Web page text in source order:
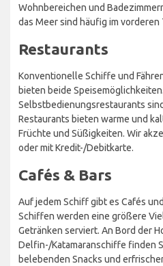
Wohnbereichen und
das Meer sind häufig im
Restaurants
Konventionelle Schiffe und
bieten beide
Selbstbedienungsrestaurants
Restaurants bieten warme und
Früchte und Süßigkeiten. Wir
oder mit Kredit-/Debitkarte.
Cafés & Bars
Auf jedem Schiff gibt es Cafés
Schiffen werden eine größere
Getränken serviert. An Bord der
Delfin-/Katamaranschiffe finden
belebenden Snacks und